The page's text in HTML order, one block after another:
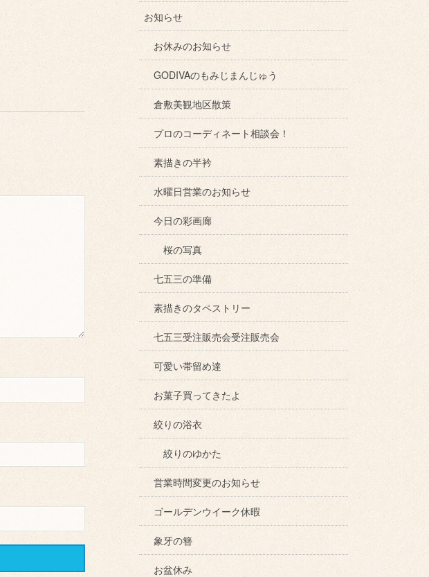
お知らせ
お休みのお知らせ
GODIVAのもみじまんじゅう
倉敷美観地区散策
プロのコーディネート相談会！
素描きの半衿
水曜日営業のお知らせ
今日の彩画廊
桜の写真
七五三の準備
素描きのタペストリー
七五三受注販売会受注販売会
可愛い帯留め達
お菓子買ってきたよ
絞りの浴衣
絞りのゆかた
営業時間変更のお知らせ
ゴールデンウイーク休暇
象牙の簪
お盆休み